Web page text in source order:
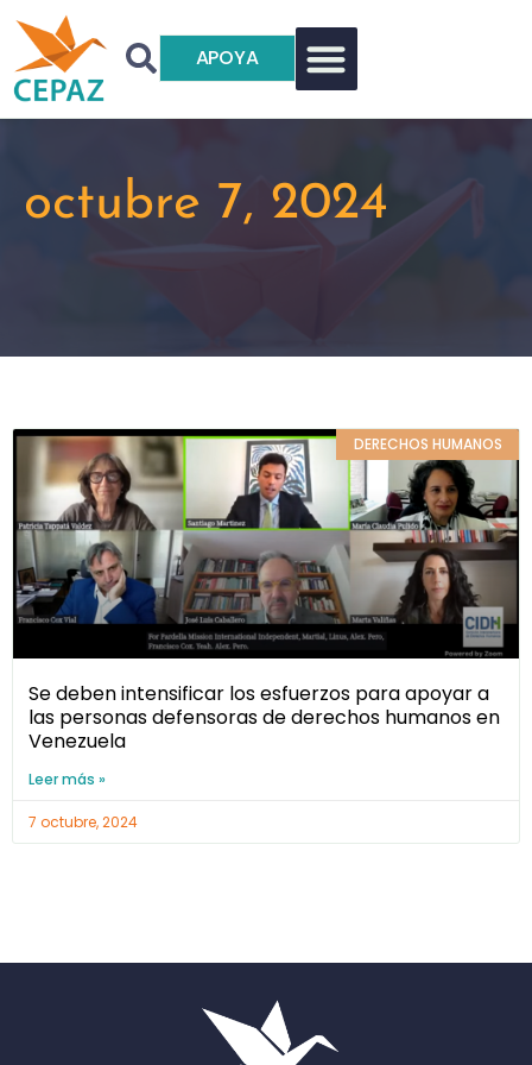
APOYA
octubre 7, 2024
DERECHOS HUMANOS
Se deben intensificar los esfuerzos para apoyar a
las personas defensoras de derechos humanos en
Venezuela
Leer más »
7 octubre, 2024